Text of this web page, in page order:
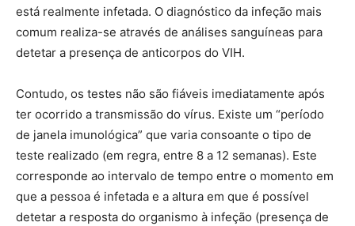
está realmente infetada. O diagnóstico da infeção mais
comum realiza-se através de análises sanguíneas para
detetar a presença de anticorpos do VIH.
Contudo, os testes não são fiáveis imediatamente após
ter ocorrido a transmissão do vírus. Existe um “período
de janela imunológica” que varia consoante o tipo de
teste realizado (em regra, entre 8 a 12 semanas). Este
corresponde ao intervalo de tempo entre o momento em
que a pessoa é infetada e a altura em que é possível
detetar a resposta do organismo à infeção (presença de